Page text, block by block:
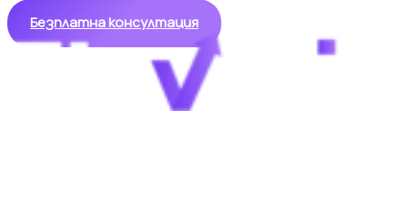
Безплатна консултация